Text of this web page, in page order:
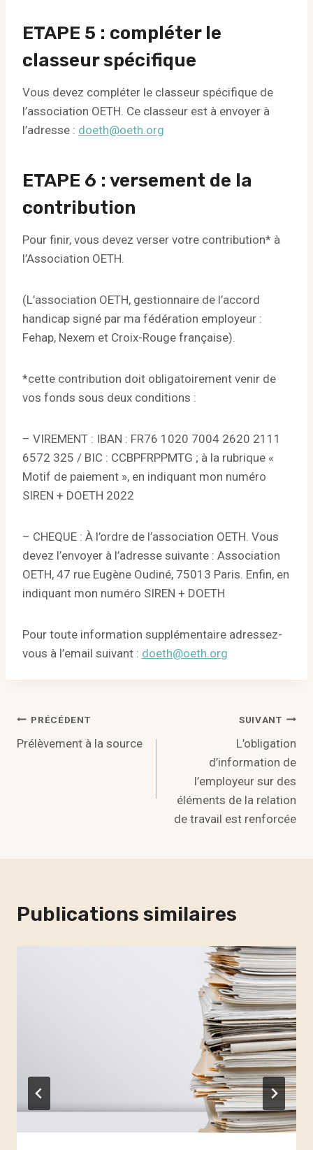
ETAPE 5 : compléter le
classeur spécifique
Vous devez compléter le classeur spécifique de
l’association OETH. Ce classeur est à envoyer à
l’adresse : doeth@oeth.org
ETAPE 6 : versement de la
contribution
Pour finir, vous devez verser votre contribution* à
l’Association OETH.
(L’association OETH, gestionnaire de l’accord
handicap signé par ma fédération employeur :
Fehap, Nexem et Croix-Rouge française).
*cette contribution doit obligatoirement venir de
vos fonds sous deux conditions :
– VIREMENT : IBAN : FR76 1020 7004 2620 2111
6572 325 / BIC : CCBPFRPPMTG ; à la rubrique «
Motif de paiement », en indiquant mon numéro
SIREN + DOETH 2022
– CHEQUE : À l’ordre de l’association OETH. Vous
devez l’envoyer à l’adresse suivante : Association
OETH, 47 rue Eugène Oudiné, 75013 Paris. Enfin, en
indiquant mon numéro SIREN + DOETH
Pour toute information supplémentaire adressez-
vous à l’email suivant : doeth@oeth.org
Navigation
de
PRÉCÉDENT
Prélèvement à la source
SUIVANT
L’obligation
d’information de
l’employeur sur des
éléments de la relation
de travail est renforcée
Publications similaires